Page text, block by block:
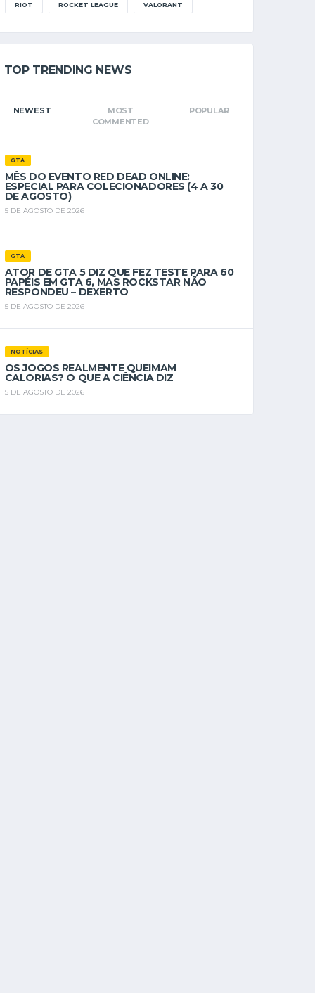
RIOT ROCKET LEAGUE VALORANT
TOP TRENDING NEWS
NEWEST
MOST
COMMENTED
POPULAR
GTA
MÊS DO EVENTO RED DEAD ONLINE:
ESPECIAL PARA COLECIONADORES (4 A 30
DE AGOSTO)
5 DE AGOSTO DE 2026
GTA
ATOR DE GTA 5 DIZ QUE FEZ TESTE PARA 60
PAPÉIS EM GTA 6, MAS ROCKSTAR NÃO
RESPONDEU – DEXERTO
5 DE AGOSTO DE 2026
NOTÍCIAS
OS JOGOS REALMENTE QUEIMAM
CALORIAS? O QUE A CIÊNCIA DIZ
5 DE AGOSTO DE 2026